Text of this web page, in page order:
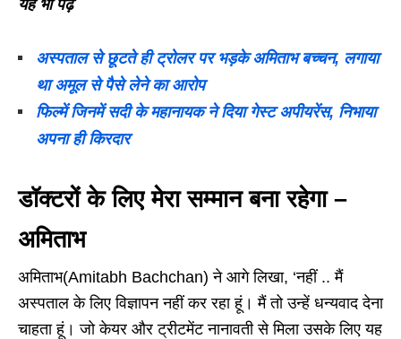
यह भी पढ़े
अस्पताल से छूटते ही ट्रोलर पर भड़के अमिताभ बच्चन, लगाया
था अमूल से पैसे लेने का आरोप
फिल्में जिनमें सदी के महानायक ने दिया गेस्ट अपीयरेंस, निभाया
अपना ही किरदार
डॉक्टरों के लिए मेरा सम्मान बना रहेगा –
अमिताभ
अमिताभ(Amitabh Bachchan) ने आगे लिखा, ‘नहीं .. मैं
अस्पताल के लिए विज्ञापन नहीं कर रहा हूं। मैं तो उन्हें धन्यवाद देना
चाहता हूं। जो केयर और ट्रीटमेंट नानावती से मिला उसके लिए यह